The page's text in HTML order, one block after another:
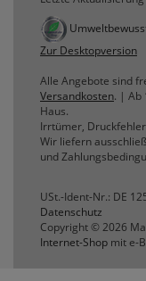
Zur Desktopversion
Alle Angebote sind
Versandkosten. | Ab
Haus.
Irrtümer,
Wir liefern
und
USt.-Ident-Nr.: DE
Datenschutz
Copyright © 2026
Internet-Shop mit e-